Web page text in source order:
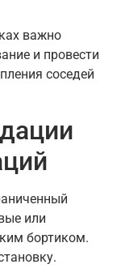
важно
и провести
соседей
или
бортиком.